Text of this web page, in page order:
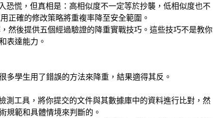
慌，但真相是：高相似度不一定等於抄襲，低相似度也不
正確的修改策略將重複率降至安全範圍。
然後提供五個經過驗證的降重實戰技巧。這些技巧不是教你
表達能力。
學生用了錯誤的方法來降重，結果適得其反。
工具，將你提交的文件與其數據庫中的資料進行比對，然
規範和具體情境來判斷的。